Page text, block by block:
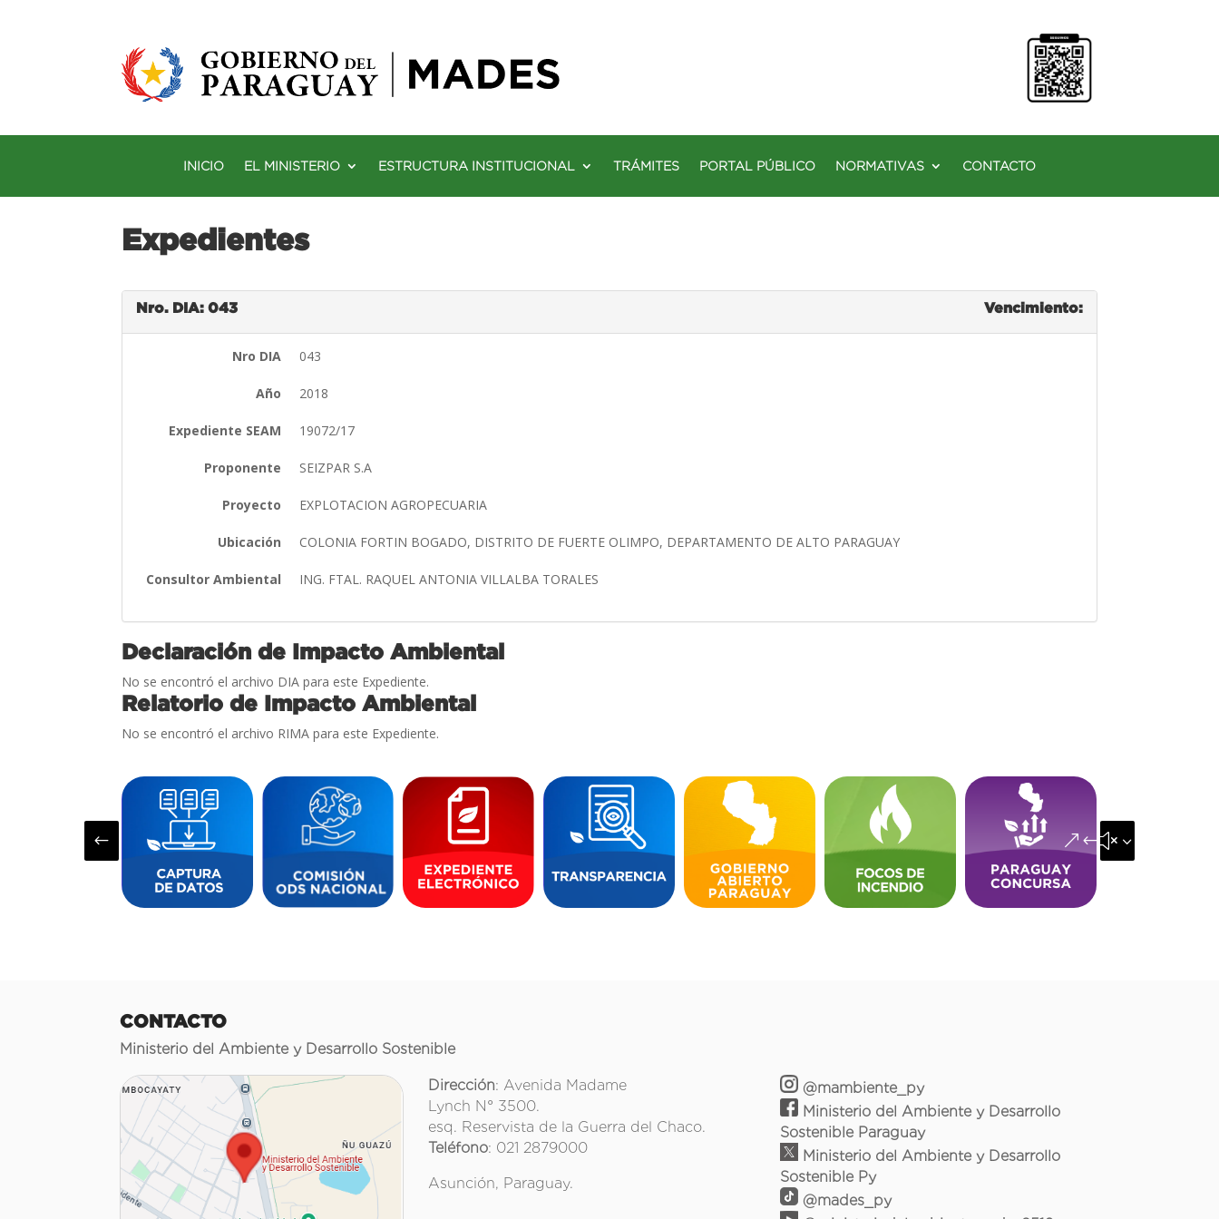
INICIO EL MINISTERIO ESTRUCTURA INSTITUCIONAL TRÁMITES PORTAL PÚBLICO NORMATIVAS CONTACTO
Expedientes
Nro. DIA: 043 Vencimiento:
Nro DIA 043
Año 2018
Expediente SEAM 19072/17
Proponente SEIZPAR S.A
Proyecto EXPLOTACION AGROPECUARIA
Ubicación COLONIA FORTIN BOGADO, DISTRITO DE FUERTE OLIMPO, DEPARTAMENTO DE ALTO PARAGUAY
Consultor Ambiental ING. FTAL. RAQUEL ANTONIA VILLALBA TORALES
Declaración de Impacto Ambiental
No se encontró el archivo DIA para este Expediente.
Relatorio de Impacto Ambiental
No se encontró el archivo RIMA para este Expediente.
# &#x35;
CONTACTO
Ministerio del Ambiente y Desarrollo Sostenible
Dirección: Avenida Madame
Lynch N° 3500.
esq. Reservista de la Guerra del Chaco.
Teléfono: 021 2879000
Asunción, Paraguay.
@mambiente_py
Ministerio del Ambiente y Desarrollo
Sostenible Paraguay
Ministerio del Ambiente y Desarrollo
Sostenible Py
@mades_py